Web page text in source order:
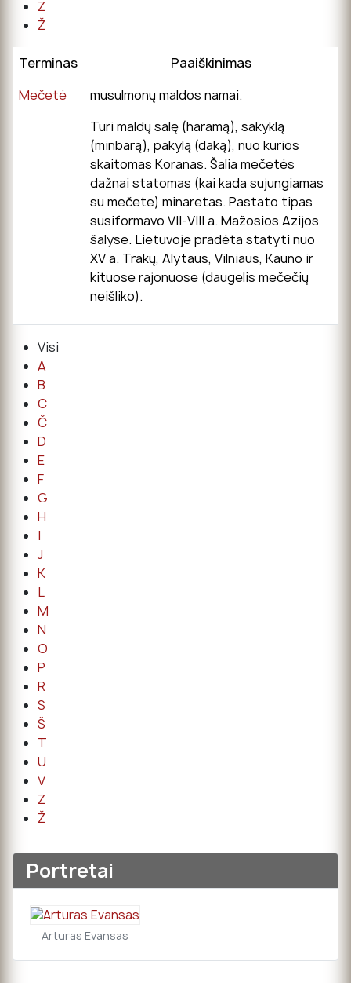
Z
Ž
Terminas
Paaiškinimas
Mečetė
musulmonų maldos namai.
Turi maldų salę (haramą), sakyklą
(minbarą), pakylą (daką), nuo kurios
skaitomas Koranas. Šalia mečetės
dažnai statomas (kai kada sujungiamas
su mečete) minaretas. Pastato tipas
susiformavo VII-VIII a. Mažosios Azijos
šalyse. Lietuvoje pradėta statyti nuo
XV a. Trakų, Alytaus, Vilniaus, Kauno ir
kituose rajonuose (daugelis mečečių
neišliko).
Visi
A
B
C
Č
D
E
F
G
H
I
J
K
L
M
N
O
P
R
S
Š
T
U
V
Z
Ž
Portretai
Arturas Evansas